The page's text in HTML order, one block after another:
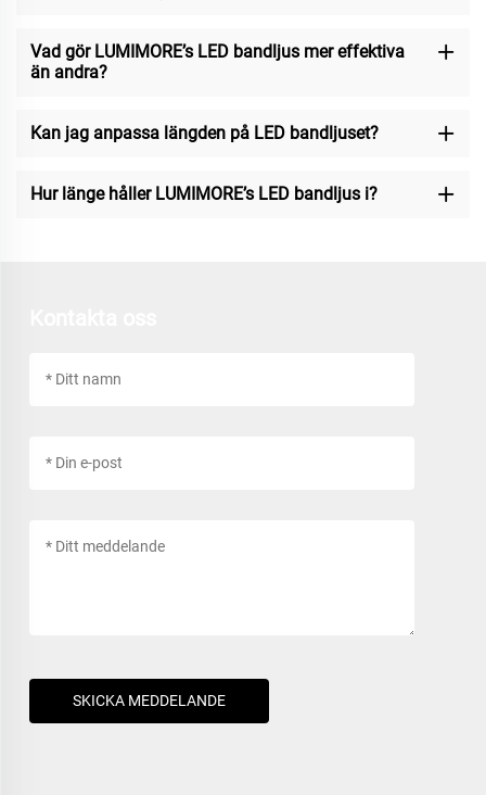
Vad gör LUMIMORE’s LED bandljus mer effektiva
än andra?
Kan jag anpassa längden på LED bandljuset?
Hur länge håller LUMIMORE’s LED bandljus i?
SKICKA MEDDELANDE